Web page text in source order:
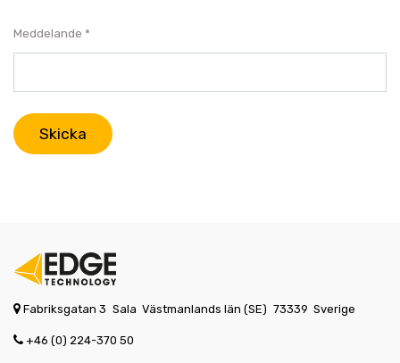
Meddelande
Skicka
Fabriksgatan 3 Sala Västmanlands län (SE) 73339 Sverige
+46 (0) 224-370 50